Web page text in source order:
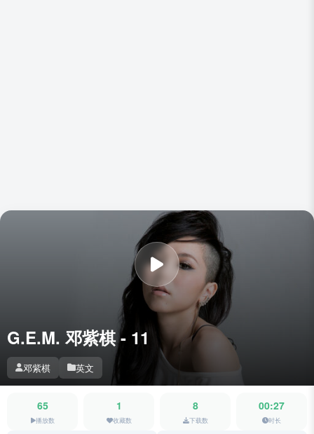
G.E.M. 邓紫棋 - 11
邓紫棋 英文
65
播放数
1
收藏数
8
下载数
00:27
时长